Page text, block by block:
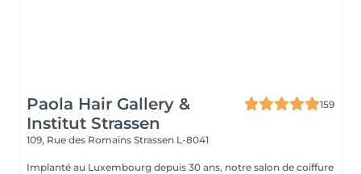
Paola Hair Gallery &
Institut Strassen
159
109, Rue des Romains Strassen L-8041
Implanté au Luxembourg depuis 30 ans, notre salon de coiffure